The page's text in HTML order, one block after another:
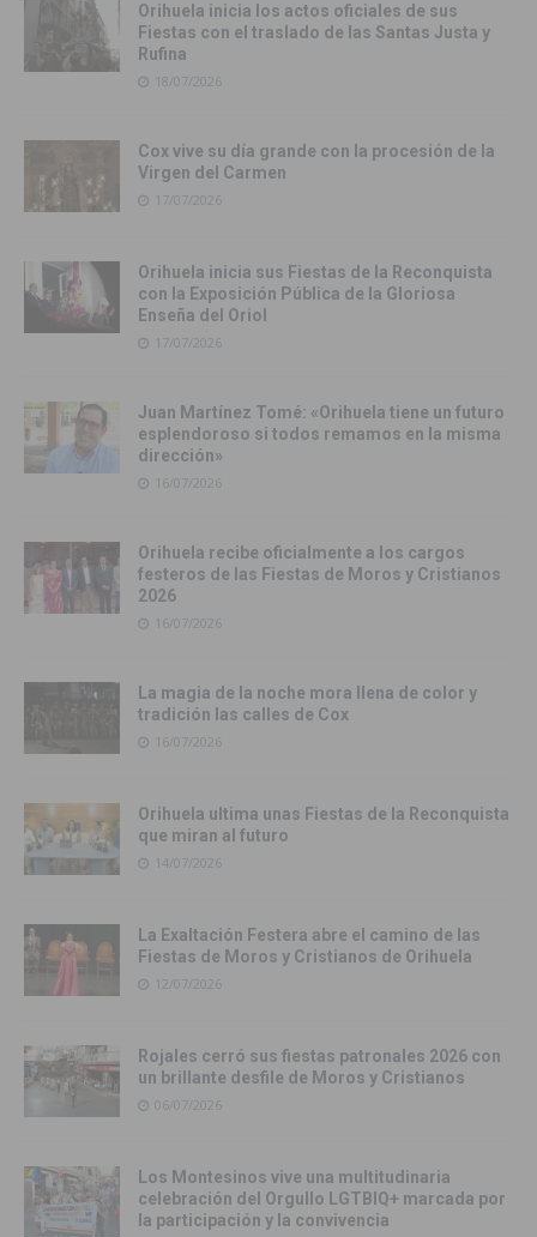
Orihuela inicia los actos oficiales de sus
Fiestas con el traslado de las Santas Justa y
Rufina
18/07/2026
Cox vive su día grande con la procesión de la
Virgen del Carmen
17/07/2026
Orihuela inicia sus Fiestas de la Reconquista
con la Exposición Pública de la Gloriosa
Enseña del Oriol
17/07/2026
Juan Martínez Tomé: «Orihuela tiene un futuro
esplendoroso si todos remamos en la misma
dirección»
16/07/2026
Orihuela recibe oficialmente a los cargos
festeros de las Fiestas de Moros y Cristianos
2026
16/07/2026
La magia de la noche mora llena de color y
tradición las calles de Cox
16/07/2026
Orihuela ultima unas Fiestas de la Reconquista
que miran al futuro
14/07/2026
La Exaltación Festera abre el camino de las
Fiestas de Moros y Cristianos de Orihuela
12/07/2026
Rojales cerró sus fiestas patronales 2026 con
un brillante desfile de Moros y Cristianos
06/07/2026
Los Montesinos vive una multitudinaria
celebración del Orgullo LGTBIQ+ marcada por
la participación y la convivencia